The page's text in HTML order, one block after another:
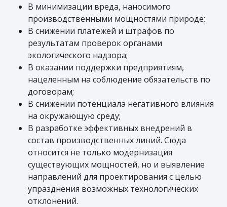
В минимизации вреда, наносимого
производственными мощностями природе;
В снижении платежей и штрафов по
результатам проверок органами
экологического надзора;
В оказании поддержки предприятиям,
нацеленным на соблюдение обязательств по
договорам;
В снижении потенциала негативного влияния
на окружающую среду;
В разработке эффективных внедрений в
состав производственных линий. Сюда
относится не только модернизация
существующих мощностей, но и выявление
направлений для проектирования с целью
упразднения возможных технологических
отклонений.